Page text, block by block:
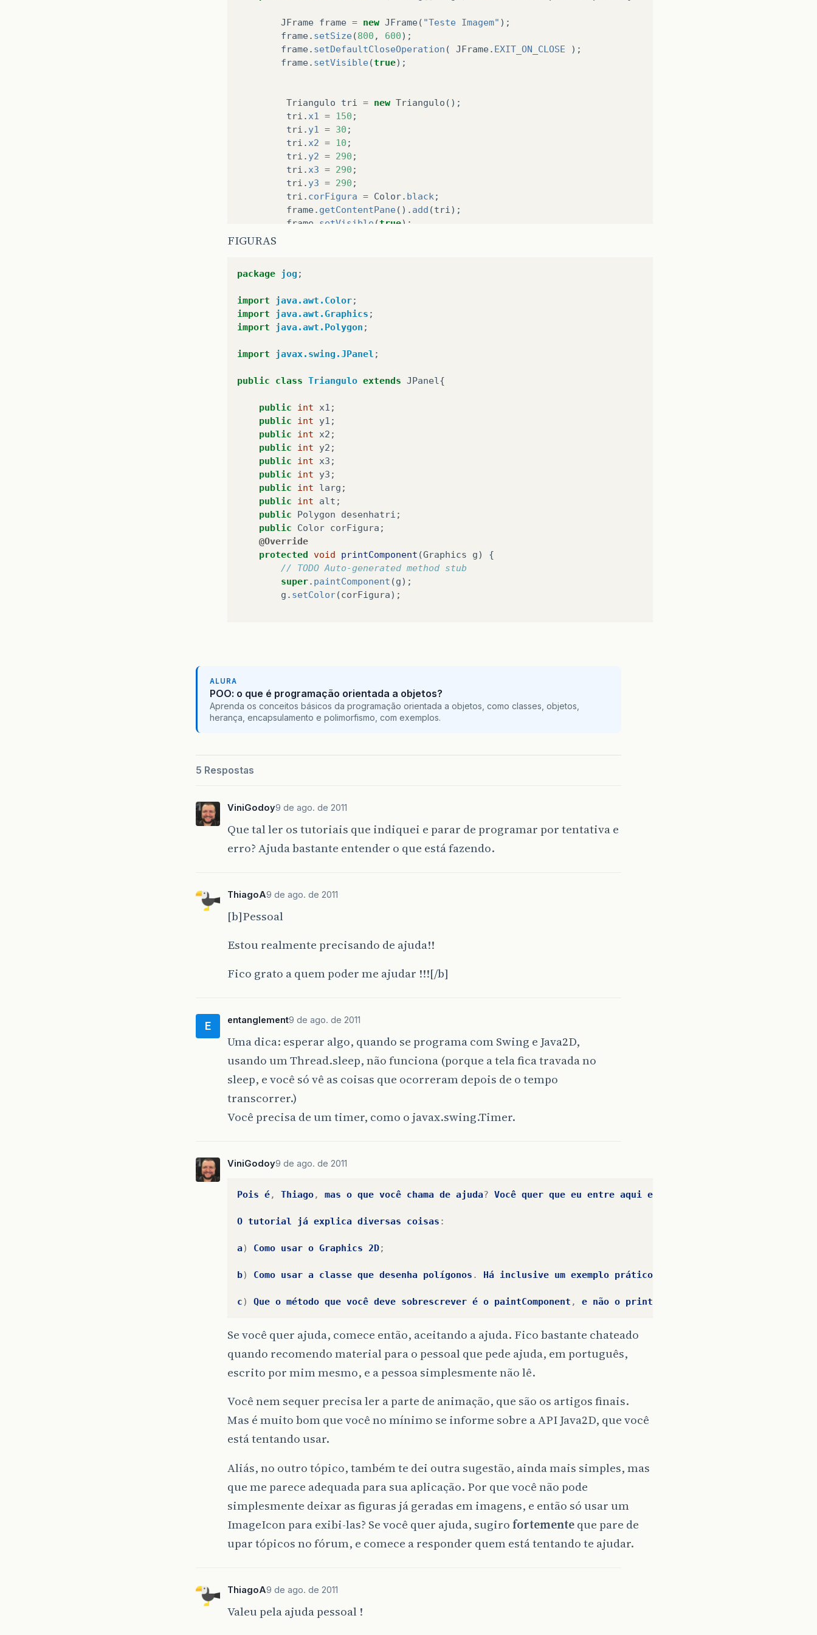
JFrame frame = new JFrame( "Teste Imagem" );
frame. setSize(800 , 600);
frame. setDefaultCloseOperation ( JFrame. EXIT_ON_CLOSE
);
frame. setVisible(true);
Triangulo tri = new Triangulo ();
tri . x1 = 150 ;
tri . y1 = 30 ;
tri . x2 = 10 ;
tri . y2 = 290 ;
tri . x3 = 290 ;
tri . y3 = 290 ;
tri . corFigura = Color. black ;
frame. getContentPane(). add (tri );
frame
setVisible (true);
circ.x = 200;
circ.y = 200;
circ.alt = 50;
circ. corFigura = Color
frame
. setVisible(true);
}
FIGURAS
package jog ;
import java.awt.Color;
import
java.awt.Graphics ;
import
java.awt.Polygon ;
import javax.swing.JPanel ;
public class Triangulo extends JPanel {
public int x1 ;
public
int y1 ;
public
int x2 ;
public
int y2 ;
public
int x3 ;
public
int y3 ;
public
int larg ;
public
int alt ;
public
Polygon desenhatri ;
public
Color corFigura ;
@Override
protected void printComponent (Graphics g)
{
// TODO Auto-generated method stub
super. paintComponent (g);
g . setColor(corFigura);
desenhatri
addPoint y1
);
// Adiciona o segundo ponto, o do canto inferior esquerdo
desenhatri.addPoint(x2,y2);
ALURA
POO: o que é programação orientada a objetos?
Aprenda os conceitos básicos da programação orientada a objetos, como classes, objetos,
herança, encapsulamento e polimorfismo, com exemplos.
5 Respostas
ViniGodoy9 de ago. de 2011
Que tal ler os tutoriais que indiquei e parar de programar por tentativa e
erro? Ajuda bastante entender o que está fazendo.
ThiagoA9 de ago. de 2011
[b]Pessoal
Estou realmente precisando de ajuda!!
Fico grato a quem poder me ajudar !!![/b]
E entanglement9 de ago. de 2011
Uma dica: esperar algo, quando se programa com Swing e Java2D,
usando um Thread.sleep, não funciona (porque a tela fica travada no
sleep, e você só vê as coisas que ocorreram depois de o tempo
transcorrer.)
Você precisa de um timer, como o javax.swing.Timer.
ViniGodoy9 de ago. de 2011
Pois é, Thiago, mas o que você chama de ajuda? Você quer que eu entre aqui e
O tutorial já explica diversas coisas :
a) Como usar o Graphics 2D;
b) Como usar a classe que desenha polígonos . Há inclusive um exemplo prático
c) Que o método que você deve sobrescrever é o paintComponent , e não o printComponent
Se você quer ajuda, comece então, aceitando a ajuda. Fico bastante chateado
quando recomendo material para o pessoal que pede ajuda, em português,
escrito por mim mesmo, e a pessoa simplesmente não lê.
Você nem sequer precisa ler a parte de animação, que são os artigos finais.
Mas é muito bom que você no mínimo se informe sobre a API Java2D, que você
está tentando usar.
Aliás, no outro tópico, também te dei outra sugestão, ainda mais simples, mas
que me parece adequada para sua aplicação. Por que você não pode
simplesmente deixar as figuras já geradas em imagens, e então só usar um
ImageIcon para exibi-las? Se você quer ajuda, sugirofortementeque pare de
upar tópicos no fórum, e comece a responder quem está tentando te ajudar.
ThiagoA9 de ago. de 2011
Valeu pela ajuda pessoal !